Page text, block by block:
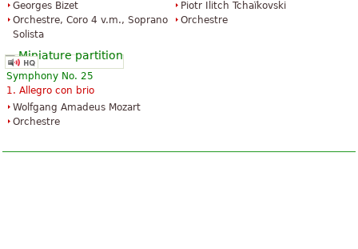
Georges Bizet
Orchestre, Coro 4 v.m., Soprano
Solista
Piotr Ilitch Tchaïkovski
Orchestre
Symphony No. 25
1. Allegro con brio
Wolfgang Amadeus Mozart
Orchestre